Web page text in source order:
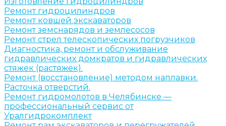
Ремонт гидроцилиндров
Ремонт ковшей экскаваторов
Ремонт земснарядов и землесосов
Ремонт стрел телескопических погрузчиков
Диагностика, ремонт и обслуживание
гидравлических домкратов и гидравлических
стяжек (растяжек).
Ремонт (восстановление) методом наплавки.
Расточка отверстий.
Ремонт гидромолотов в Челябинске —
профессиональный сервис от
Уралгидрокомплект